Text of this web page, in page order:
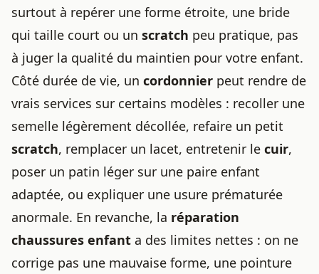
surtout à repérer une forme étroite, une bride
qui taille court ou un scratch peu pratique, pas
à juger la qualité du maintien pour votre enfant.
Côté durée de vie, un cordonnier peut rendre de
vrais services sur certains modèles : recoller une
semelle légèrement décollée, refaire un petit
scratch, remplacer un lacet, entretenir le cuir,
poser un patin léger sur une paire enfant
adaptée, ou expliquer une usure prématurée
anormale. En revanche, la réparation
chaussures enfant a des limites nettes : on ne
corrige pas une mauvaise forme, une pointure